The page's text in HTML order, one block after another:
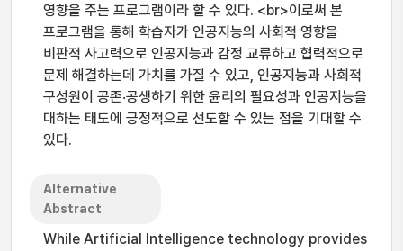
영향을 주는 프로그램이라 할 수 있다. <br>이로써 본
프로그램을 통해 학습자가 인공지능의 사회적 영향을
비판적 사고력으로 인공지능과 감정 교류하고 협력적으로
문제 해결하는데 가치를 가질 수 있고, 인공지능과 사회적
구성원이 공존‧공생하기 위한 윤리의 필요성과 인공지능을
대하는 태도에 긍정적으로 선도할 수 있는 점을 기대할 수
있다.
Alternative
Abstract
While Artificial Intelligence technology provides